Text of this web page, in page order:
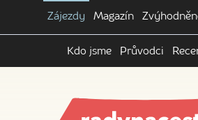
Zájezdy Magazín
Kdo jsme Průvodci